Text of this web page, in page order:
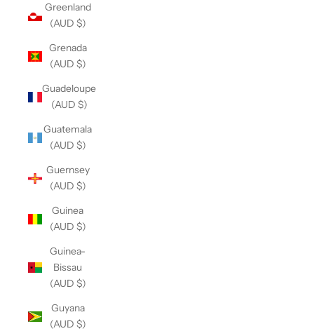
Greenland
(AUD $)
Grenada
(AUD $)
Guadeloupe
(AUD $)
Guatemala
(AUD $)
Guernsey
(AUD $)
Guinea
(AUD $)
Guinea-
Bissau
(AUD $)
Guyana
(AUD $)